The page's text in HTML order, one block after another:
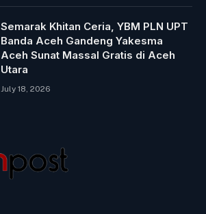
Semarak Khitan Ceria, YBM PLN UPT
Banda Aceh Gandeng Yakesma
Aceh Sunat Massal Gratis di Aceh
Utara
July 18, 2026